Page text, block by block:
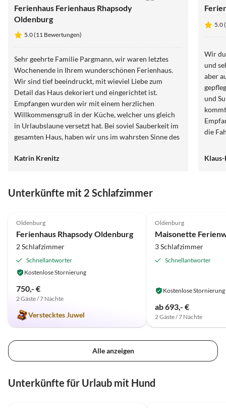
Ferienhaus Ferienhaus Rhapsody
Oldenburg
5.0 (11 Bewertungen)
Sehr geehrte Familie Pargmann, wir waren letztes
Wochenende in Ihrem wunderschönen Ferienhaus.
Wir sind tief beeindruckt, mit wieviel Liebe zum
Detail das Haus dekoriert und eingerichtet ist.
Empfangen wurden wir mit einem herzlichen
Willkommensgruß in der Küche, welcher uns gleich
in Urlaubslaune versetzt hat. Bei soviel Sauberkeit im
gesamten Haus, haben wir uns im wahrsten Sinne des
mit Freunden und Familie wieder zu Ihnen nach
Oldenburg. Wir haben uns pudelwohl gefühlt. Ihnen
und Katrin aus Kassel.
Katrin Krenitz
5.0
Wir
und
aber
gepflegt. Die Wohnung ist echt ruhig
und Supermarkt
die
jeden
Unterkünfte mit 2 Schlafzimmer
Oldenburg
Ferienhaus Rhapsody Oldenburg
2 Schlafzimmer
Schnellantworter
Kostenlose Stornierung
750,- €
2 Gäste / 7 Nächte
Verstecktes Juwel
Oldenburg
3 Schlafzimmer
Schnellantworter
Kostenlose Stornierung
ab 693,- €
2 Gäste / 7 Nächte
Alle anzeigen
Unterkünfte für Urlaub mit Hund